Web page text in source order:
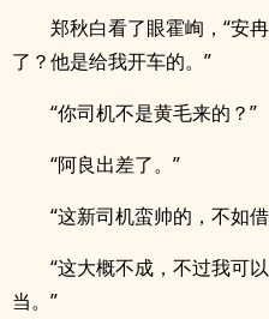
郑秋白看了眼霍峋，“安
了？他是给我开车的。”
“你司机不是黄毛来的？”
“阿良出差了。”
“这新司机蛮帅的，不如
“这大概不成，不过我可
当。”